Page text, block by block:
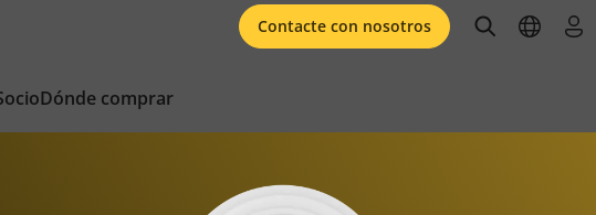
Dónde comprar
Contacte con nosotros openopen